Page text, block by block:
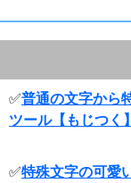
✅普通の文字から
ツール【もじつく】
✅特殊文字の可愛